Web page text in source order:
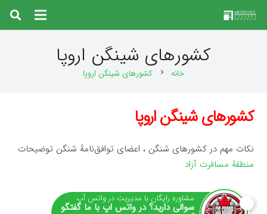
کشورهای شینگن اروپا
خانه chevron_right کشورهای شینگن اروپا
کشورهای شینگن اروپا
نکات مهم در کشورهای شنگن ، اعضای توافق‌نامهٔ شنگن توضیحات
منطقهٔ مسافرت آزاد
مشاوره رایگان با مدیریت در واتس آپ
سوالی دارید؟ در واتس اپ با ما گفتگو